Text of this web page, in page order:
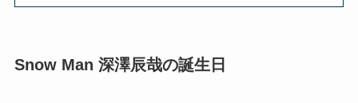
Snow Man 深澤辰哉の誕生日